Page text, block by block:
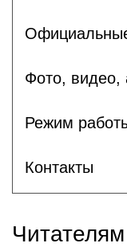
Фото, видео,
Режим
Контакты
Читателям